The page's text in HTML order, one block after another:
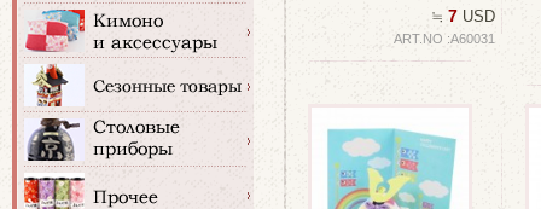
≒ 7 USD
ART.NO :A60031